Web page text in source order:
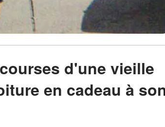
d'une vieille
en cadeau à